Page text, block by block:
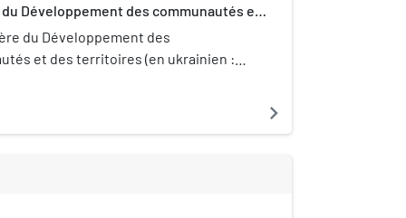
Développement des communautés et
du Développement des
et des territoires (en ukrainien :
navigate_next